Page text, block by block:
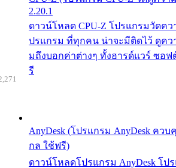
2.20.1
ดาวน์โหลด CPU-Z โปรแกรมวัดคว
ปรแกรม ที่ทุกคน น่าจะมีติดไว้ ดูควา
มถึงบอกค่าต่างๆ ทั้งฮารด์แวร์ ซอฟ
รี
AnyDesk (โปรแกรม AnyDesk คว
กล ใช้ฟรี)
ดาวน์โหลดโปรแกรม AnyDesk โป